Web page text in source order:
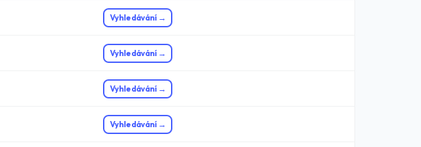
Vyhledávání →
Vyhledávání →
Vyhledávání →
Vyhledávání →